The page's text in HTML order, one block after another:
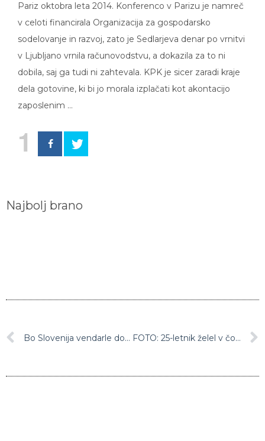
Pariz oktobra leta 2014. Konferenco v Parizu je namreč
v celoti financirala Organizacija za gospodarsko
sodelovanje in razvoj, zato je Sedlarjeva denar po vrnitvi
v Ljubljano vrnila računovodstvu, a dokazila za to ni
dobila, saj ga tudi ni zahtevala. KPK je sicer zaradi kraje
dela gotovine, ki bi jo morala izplačati kot akontacijo
zaposlenim …
1
Najbolj brano
Bo Slovenija vendarle dobila letalsko povezavo z Emirati? FOTO: 25-letnik želel v čokoladi in majonezi preko Slovenije pretihotapiti večje število bomb